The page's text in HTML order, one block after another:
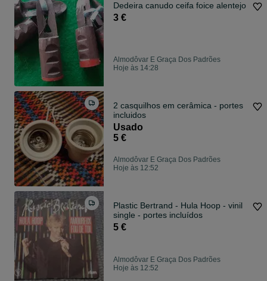
Dedeira canudo ceifa foice alentejo
3 €
Almodôvar E Graça Dos Padrões
Hoje às 14:28
2 casquilhos em cerâmica - portes
incluidos
Usado
5 €
Almodôvar E Graça Dos Padrões
Hoje às 12:52
Plastic Bertrand - Hula Hoop - vinil
single - portes incluídos
5 €
Almodôvar E Graça Dos Padrões
Hoje às 12:52